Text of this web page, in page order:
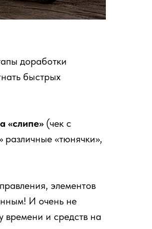
доработки
быстрых
«слипе» (чек с
различные «тюнячки»,
элементов
И очень не
времени и средств на